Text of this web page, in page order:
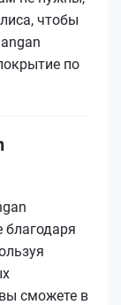
чтобы
по
благодаря
сможете в